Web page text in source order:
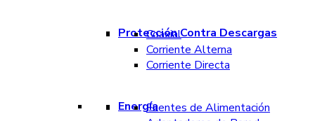
Protección Contra Descargas
Coaxial
Corriente Alterna
Corriente Directa
EnergíaFuentes de Alimentación